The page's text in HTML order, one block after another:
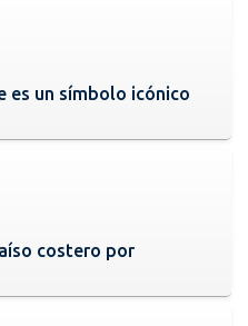
es un símbolo icónico
costero por